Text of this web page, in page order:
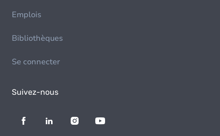
Emplois
Bibliothèques
Se connecter
Suivez-nous